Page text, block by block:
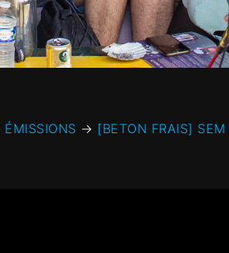
ÉMISSIONS → [BETON FRAIS]